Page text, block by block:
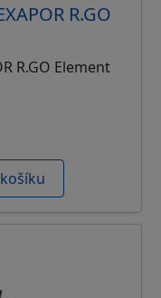
R.GO
R.GO Element